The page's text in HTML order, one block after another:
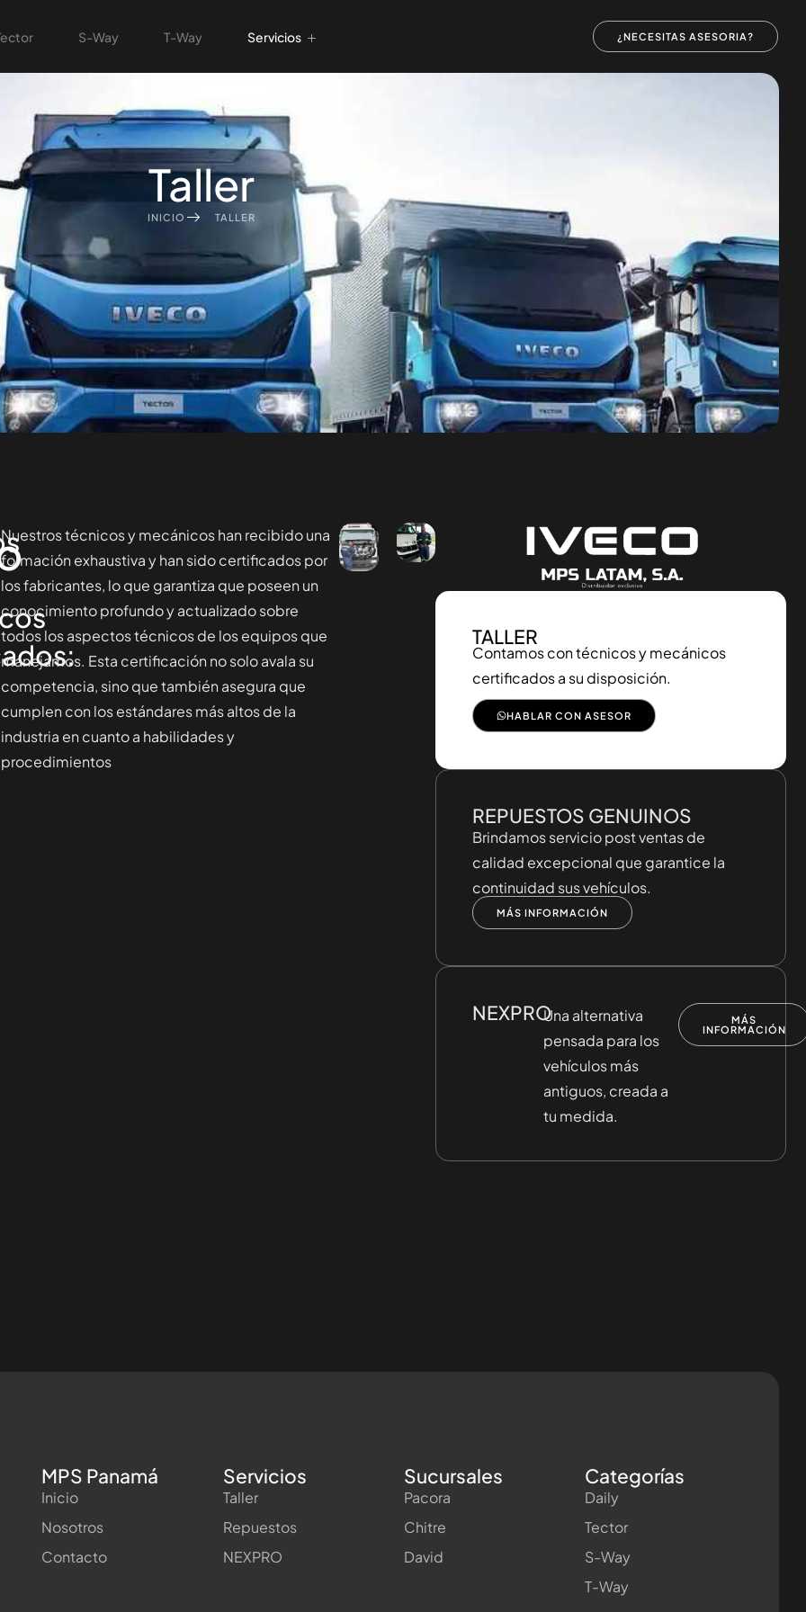
S-Way T-Way Servicios ¿NECESITAS ASESORIA?
Taller
INICIO TALLER
Nuestros técnicos y mecánicos han recibido una
formación exhaustiva y han sido certificados por
los fabricantes, lo que garantiza que poseen un
conocimiento profundo y actualizado sobre
todos los aspectos técnicos de los equipos que
manejamos. Esta certificación no solo avala su
competencia, sino que también asegura que
cumplen con los estándares más altos de la
industria en cuanto a habilidades y
procedimientos
TALLER
Contamos con técnicos y mecánicos
certificados a su disposición.
HABLAR CON ASESOR
REPUESTOS GENUINOS
Brindamos servicio post ventas de
calidad excepcional que garantice la
continuidad sus vehículos.
MÁS INFORMACIÓN
NEXPROUna alternativa
pensada para los
vehículos más
antiguos, creada a
tu medida.
MÁS
INFORMACIÓN
MPS Panamá
Inicio
Nosotros
Contacto
Servicios
Taller
Repuestos
NEXPRO
Sucursales
Pacora
Chitre
David
Categorías
Daily
Tector
S-Way
T-Way